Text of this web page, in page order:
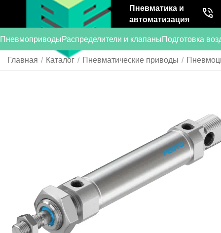
Пневматика и
автоматизация
ПневмоприводыРаспределители и клапаныПодготовка
Главная / Каталог / Пневматические приводы /